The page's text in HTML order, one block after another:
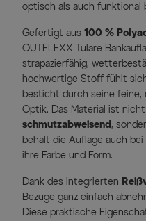
optisch als auch funktional
Gefertigt aus 100 %
OUTFLEXX Tulare
strapazierfähig,
hochwertige Stoff fühlt
besticht durch seine
Optik. Das Material ist
schmutzabweisend,
behält die Auflage auch
ihre Farbe und Form.
Dank des integrierten
Bezüge ganz einfach
Diese praktische